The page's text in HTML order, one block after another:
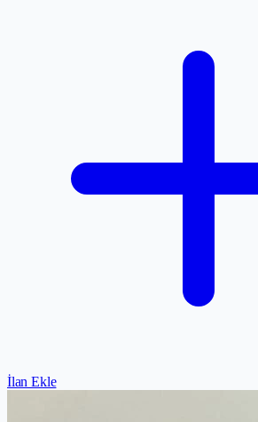
İlan Ekle